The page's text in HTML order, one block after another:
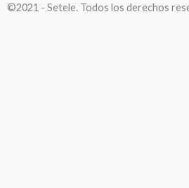
©2021 - Setele. Todos los derechos